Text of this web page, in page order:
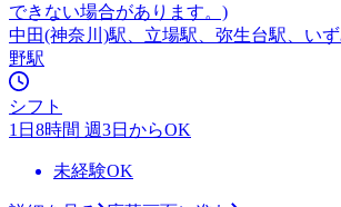
できない場合があります。)
中田(神奈川)駅、立場駅、弥生台駅、い
野駅
シフト
1日8時間 週3日からOK
未経験OK